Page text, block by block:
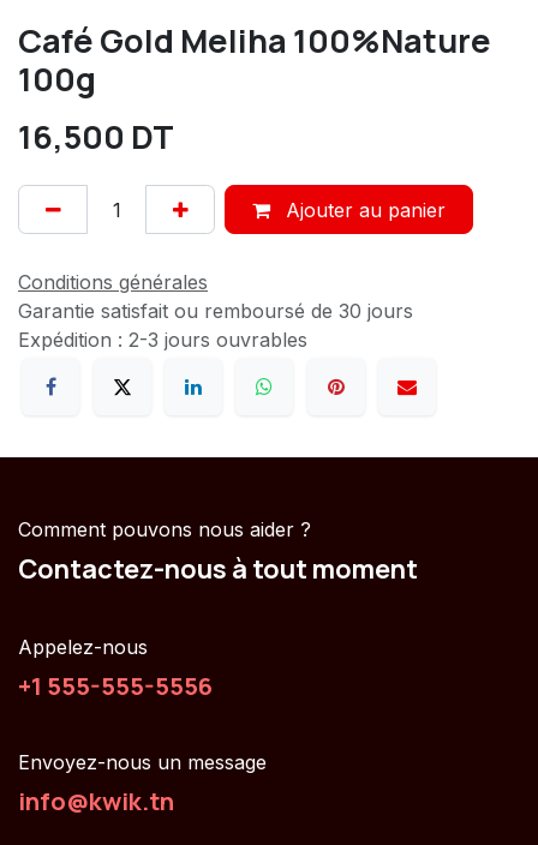
Café Gold Meliha 100%Nature
100g
16,500 DT
Ajouter au panier
Conditions générales
Garantie satisfait ou remboursé de 30 jours
Expédition : 2-3 jours ouvrables
Comment pouvons nous aider ?
Contactez-nous à tout moment
Appelez-nous
+1 555-555-5556
Envoyez-nous un message
info@kwik.tn